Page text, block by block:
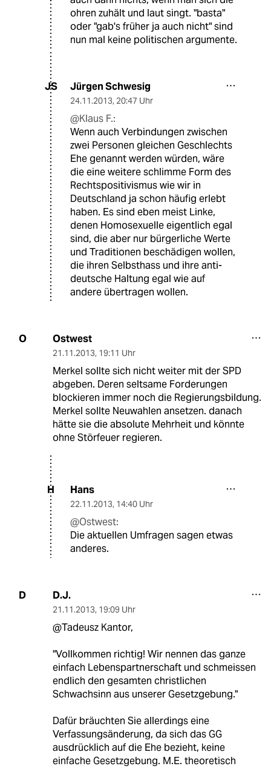
ohren zuhält und laut singt. "basta"
oder "gab's früher ja auch nicht" sind
nun mal keine politischen argumente.
JS Jürgen Schwesig
24.11.2013, 20:47 Uhr
@Klaus F.:
Wenn auch Verbindungen zwischen
zwei Personen gleichen Geschlechts
Ehe genannt werden würden, wäre
die eine weitere schlimme Form des
Rechtspositivismus wie wir in
Deutschland ja schon häufig erlebt
haben. Es sind eben meist Linke,
denen Homosexuelle eigentlich egal
sind, die aber nur bürgerliche Werte
und Traditionen beschädigen wollen,
die ihren Selbsthass und ihre anti-
deutsche Haltung egal wie auf
andere übertragen wollen.
O Ostwest
21.11.2013, 19:11 Uhr
Merkel sollte sich nicht weiter mit der SPD
abgeben. Deren seltsame Forderungen
blockieren immer noch die Regierungsbildung.
Merkel sollte Neuwahlen ansetzen. danach
hätte sie die absolute Mehrheit und könnte
ohne Störfeuer regieren.
H Hans
22.11.2013, 14:40 Uhr
@Ostwest:
Die aktuellen Umfragen sagen etwas
anderes.
D D.J.
21.11.2013, 19:09 Uhr
@Tadeusz Kantor,
"Vollkommen richtig! Wir nennen das ganze
einfach Lebenspartnerschaft und schmeissen
endlich den gesamten christlichen
Schwachsinn aus unserer Gesetzgebung."
Dafür bräuchten Sie allerdings eine
Verfassungsänderung, da sich das GG
ausdrücklich auf die Ehe bezieht, keine
einfache Gesetzgebung. M.E. theoretisch